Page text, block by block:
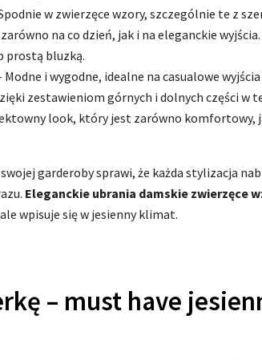
w zwierzęce wzory, szczególnie te z
na co dzień, jak i na eleganckie wyjścia.
prostą bluzką.
Modne i wygodne, idealne na casualowe
zestawieniom górnych i dolnych części w
look, który jest zarówno komfortowy,
garderoby sprawi, że każda stylizacja
Eleganckie ubrania damskie zwierzęce
wpisuje się w jesienny klimat.
– must have